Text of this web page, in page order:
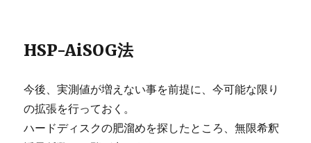
HSP-AiSOG法
今後、実測値が増えない事を前提に、今可能な限り
の拡張を行っておく。
ハードディスクの肥溜めを探したところ、無限希釈